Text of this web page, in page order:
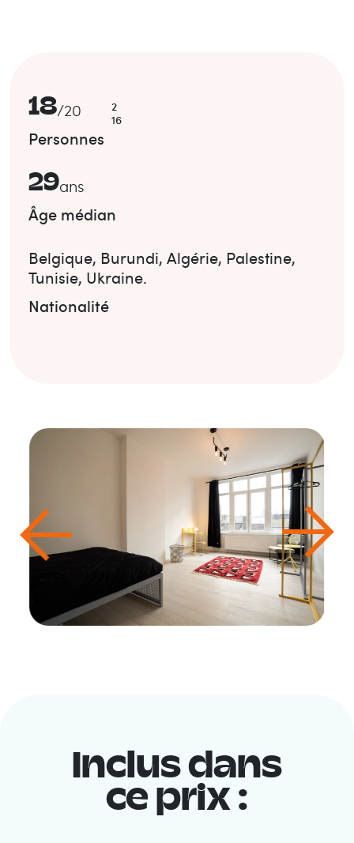
18/20
2
16
Personnes
29ans
Âge médian
Belgique, Burundi, Algérie, Palestine,
Tunisie, Ukraine.
Nationalité
Inclus dans
ce prix :